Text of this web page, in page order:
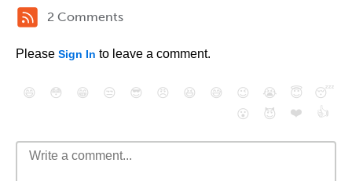
2 Comments
Please Sign In to leave a comment.
😄 😳 😁 😒 😎 😠 😆 😅 😉 😭 😇
😴
😮
😈 ❤️ 👍